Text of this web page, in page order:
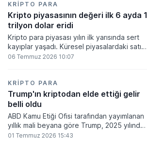
olarak belirlendi.
KRIPTO PARA
Kripto piyasasının değeri ilk 6 ayda 1
trilyon dolar eridi
Kripto para piyasası yılın ilk yarısında sert
kayıplar yaşadı. Küresel piyasalardaki satış
baskısı ve artan faiz baskısının etkisiyle
06 Temmuz 2026 10:07
KRIPTO PARA
Trump'ın kriptodan elde ettiği gelir
belli oldu
ABD Kamu Etiği Ofisi tarafından yayımlanan
yıllık mali beyana göre Trump, 2025 yılında
kripto para ve memecoin faaliyetlerinden
01 Temmuz 2026 15:43